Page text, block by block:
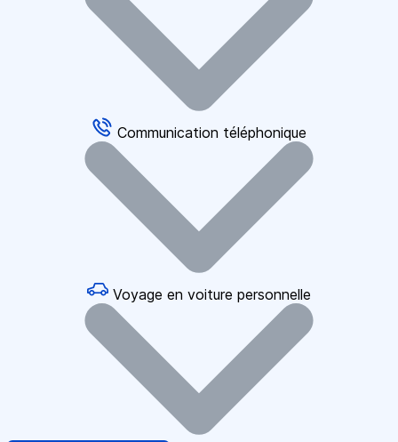
Communication téléphonique
Voyage en voiture personnelle